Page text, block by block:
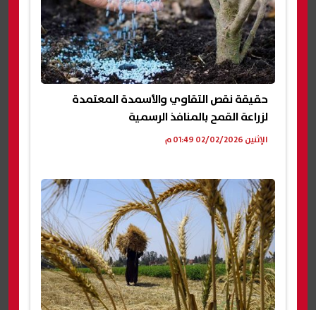
حقيقة نقص التقاوي والأسمدة المعتمدة
لزراعة القمح بالمنافذ الرسمية
الإثنين 02/02/2026 01:49 م